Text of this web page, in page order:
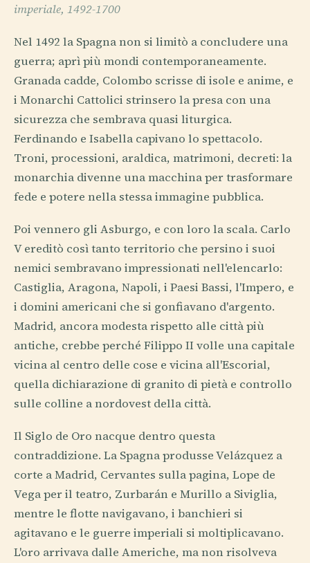
imperiale, 1492-1700
Nel 1492 la Spagna non si limitò a concludere una
guerra; aprì più mondi contemporaneamente.
Granada cadde, Colombo scrisse di isole e anime, e
i Monarchi Cattolici strinsero la presa con una
sicurezza che sembrava quasi liturgica.
Ferdinando e Isabella capivano lo spettacolo.
Troni, processioni, araldica, matrimoni, decreti: la
monarchia divenne una macchina per trasformare
fede e potere nella stessa immagine pubblica.
Poi vennero gli Asburgo, e con loro la scala. Carlo
V ereditò così tanto territorio che persino i suoi
nemici sembravano impressionati nell'elencarlo:
Castiglia, Aragona, Napoli, i Paesi Bassi, l'Impero, e
i domini americani che si gonfiavano d'argento.
Madrid, ancora modesta rispetto alle città più
antiche, crebbe perché Filippo II volle una capitale
vicina al centro delle cose e vicina all'Escorial,
quella dichiarazione di granito di pietà e controllo
sulle colline a nordovest della città.
Il Siglo de Oro nacque dentro questa
contraddizione. La Spagna produsse Velázquez a
corte a Madrid, Cervantes sulla pagina, Lope de
Vega per il teatro, Zurbarán e Murillo a Siviglia,
mentre le flotte navigavano, i banchieri si
agitavano e le guerre imperiali si moltiplicavano.
L'oro arrivava dalle Americhe, ma non risolveva